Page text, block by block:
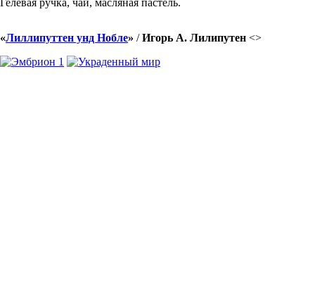
«Лиллипуттен унд Нобле» /Игорь А. Лилипутен <>